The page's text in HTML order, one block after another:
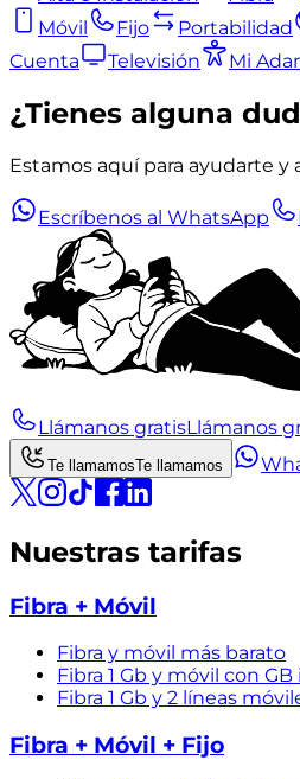
Móvil
Fijo Portabilidad
Cuenta
Televisión Mi
¿Tienes alguna
Estamos aquí para ayudarte y
Escríbenos al WhatsApp
Llámanos gratisLlámanos
Te llamamosTe llamamos
Nuestras tarifas
Fibra + Móvil
Fibra y móvil más barato
Fibra 1 Gb y móvil con
Fibra 1 Gb y 2 líneas
Fibra + Móvil + Fijo